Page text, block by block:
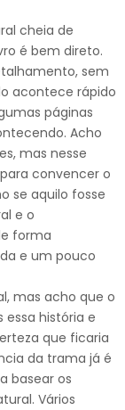
cheia de
é bem direto.
sem
acontece rápido
páginas
Acho
mas nesse
convencer o
se aquilo fosse
e o
forma
e um pouco
mas acho que o
história e
que ficaria
da trama já é
basear os
Vários